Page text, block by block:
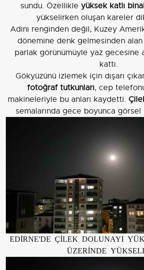
sundu. Özellikle yüksek katlı
yükselirken oluşan kareler
Adını renginden değil, Kuzey
dönemine denk gelmesinden alan
parlak görünümüyle yaz gecesine
kattı.
Gökyüzünü izlemek için dışarı
fotoğraf tutkunları, cep
makineleriyle bu anları kaydetti.
semalarında gece boyunca
EDİRNE'DE ÇİLEK DOLUNAYI
ÜZERİNDE